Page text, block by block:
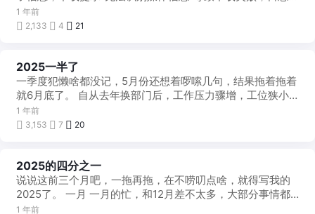
误提示为：使用豆瓣识别缓存，无 ...
1 年前
2,133
4 21
每
一
帖
2025一半了
一季度犯懒啥都没记，5月份还想着啰嗦几句，结果拖着拖着
就6月底了。 自从去年换部门后，工作压力骤增，工位狭小，
只有内部局域网电脑的位置，想要自带 ...
1 年前
3,153
7 20
每
一
帖
2025的四分之一
说说这前三个月吧，一拖再拖，在不唠叨点啥，就得写我的
2025了。 一月 一月的忙，和12月差不太多，大部分事情都是
一样的，赶着春节前大家都 ...
1 年前